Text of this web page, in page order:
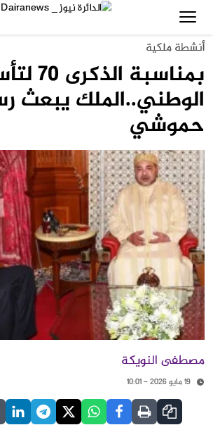
أنشطة ملكية
الوطني..الملك يبعث
حموشي
مصطفى النويكة
19 مايو 2026 - 10:01